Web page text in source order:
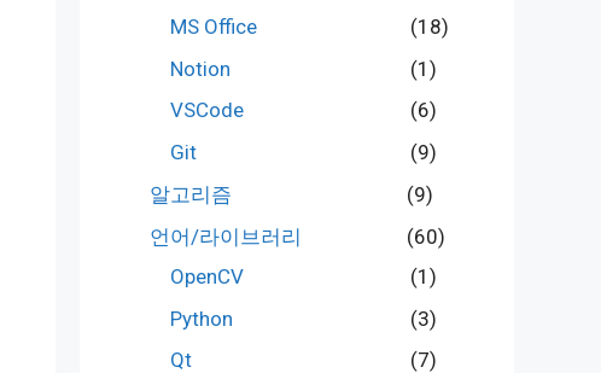
MS Office
(18)
Notion
(1)
VSCode
(6)
Git
(9)
알고리즘
(9)
언어/라이브러리
(60)
OpenCV
(1)
Python
(3)
Qt
(7)